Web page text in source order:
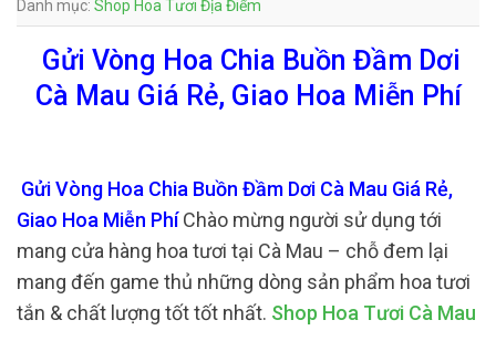
Danh mục: Shop Hoa Tươi Địa Điểm
Gửi Vòng Hoa Chia Buồn Đầm Dơi
Cà Mau Giá Rẻ, Giao Hoa Miễn Phí
Gửi Vòng Hoa Chia Buồn Đầm Dơi Cà Mau Giá Rẻ,
Giao Hoa Miễn PhíChào mừng người sử dụng tới
mang cửa hàng hoa tươi tại Cà Mau – chỗ đem lại
mang đến game thủ những dòng sản phẩm hoa tươi
tắn & chất lượng tốt tốt nhất. Shop Hoa Tươi Cà Mau